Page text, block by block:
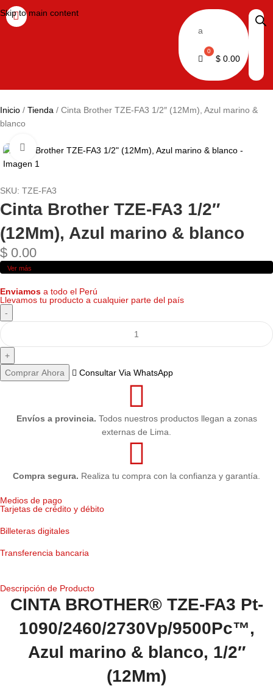
Skip to main content
a
$ 0.00
Inicio Tienda
Cinta Brother TZE-FA3 1/2″ (12Mm), Azul marino &
blanco
Haga clic para ampliar
SKU: TZE-FA3
Cinta Brother TZE-FA3 1/2″
(12Mm), Azul marino & blanco
$ 0.00
Ver más
Enviamos a todo el Perú
Llevamos tu producto a cualquier parte del país
Comprar Ahora Consultar Via WhatsApp
Envíos a provincia. Todos nuestros productos llegan a zonas
externas de Lima.
Compra segura. Realiza tu compra con la confianza y garantía.
Medios de pago
Tarjetas de crédito y débito
Billeteras digitales
Transferencia bancaria
Descripción de Producto
CINTA BROTHER® TZE-FA3 Pt-
1090/2460/2730Vp/9500Pc™,
Azul marino & blanco, 1/2″
(12Mm)